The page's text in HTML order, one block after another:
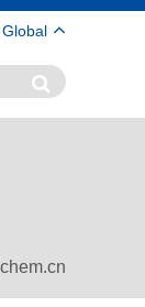
Global